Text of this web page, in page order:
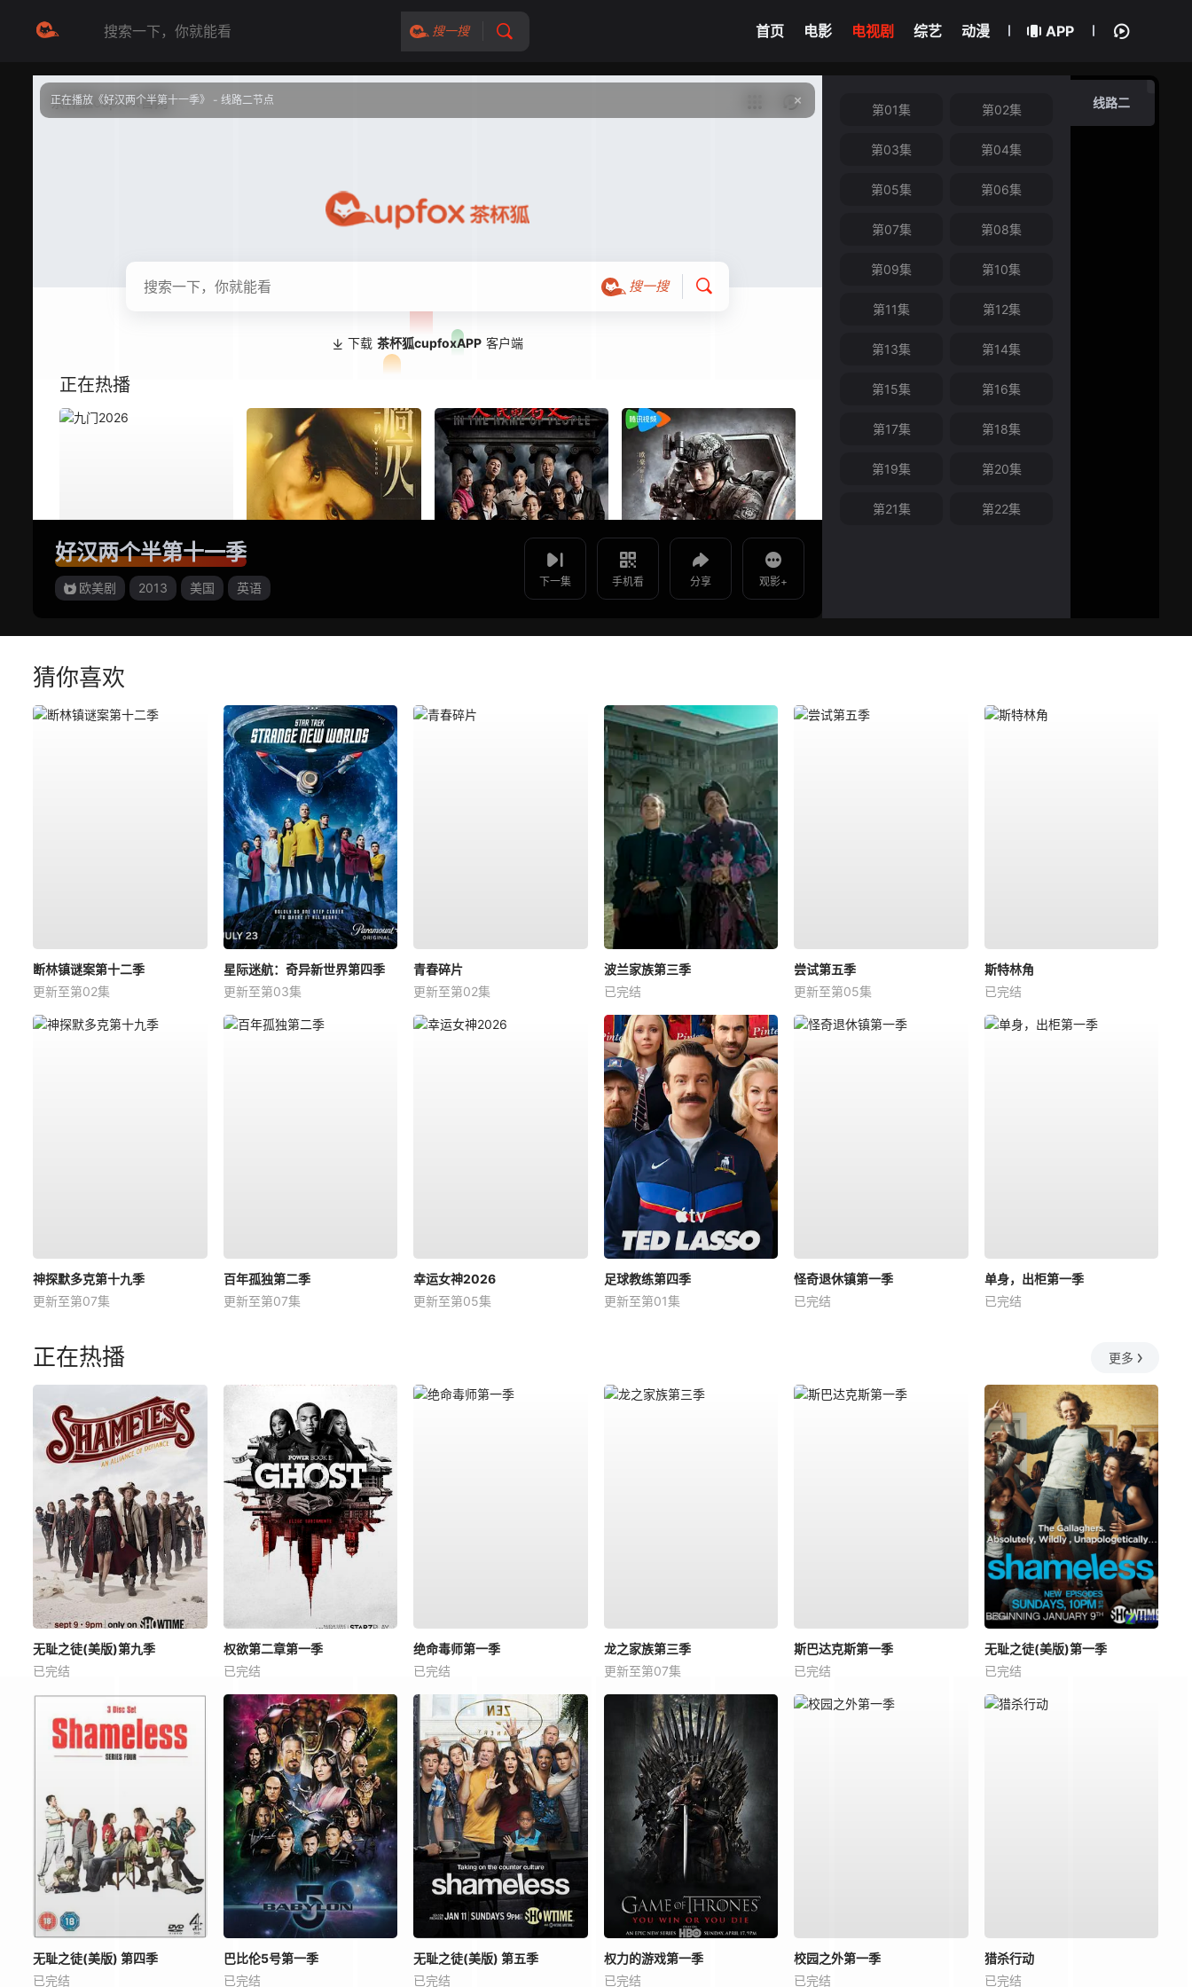
搜一搜 首页 电影 电视剧 综艺 动漫 APP
正在播放《好汉两个半第十一季》 - 线路二节点
好汉两个半第十一季
欧美剧 2013 美国 英语 下一集 手机看
使用 手机浏览器 扫码观看
好汉两个半第十一季 -
分享 观影+
影片报错
如遇无法播放请提交给我们
线路二
第01集 第02集
第03集 第04集
第05集 第06集
第07集 第08集
第09集 第10集
第11集 第12集
第13集 第14集
第15集 第16集
第17集 第18集
第19集 第20集
第21集 第22集
猜你喜欢
断林镇谜案第十二季
更新至第02集
星际迷航：奇异新世界第四季
更新至第03集
青春碎片
更新至第02集
波兰家族第三季
已完结
尝试第五季
更新至第05集
斯特林角
已完结
神探默多克第十九季
更新至第07集
百年孤独第二季
更新至第07集
幸运女神2026
更新至第05集
足球教练第四季
更新至第01集
怪奇退休镇第一季
已完结
单身，出柜第一季
已完结
正在热播 更多
无耻之徒(美版)第九季
已完结
权欲第二章第一季
已完结
绝命毒师第一季
已完结
龙之家族第三季
更新至第07集
斯巴达克斯第一季
已完结
无耻之徒(美版)第一季
已完结
无耻之徒(美版) 第四季
已完结
巴比伦5号第一季
已完结
无耻之徒(美版) 第五季
已完结
权力的游戏第一季
已完结
校园之外第一季
已完结
猎杀行动
已完结